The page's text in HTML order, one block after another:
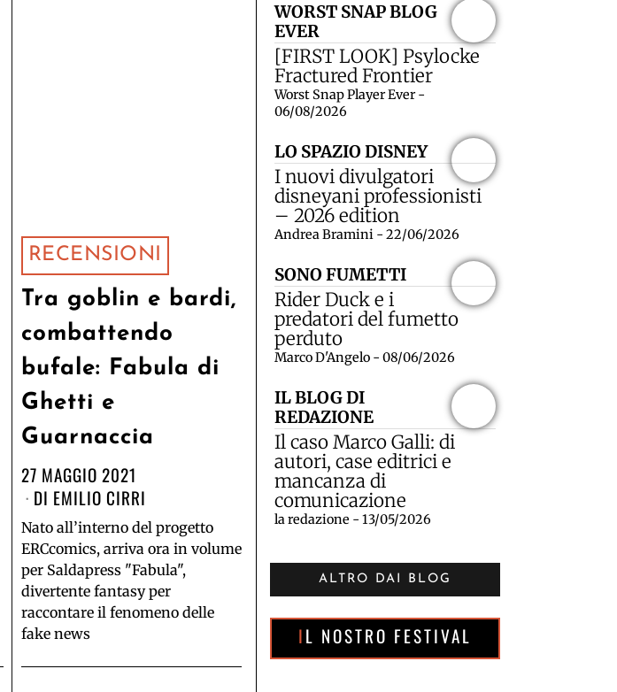
RECENSIONI
Tra goblin e bardi,
combattendo
bufale: Fabula di
Ghetti e
Guarnaccia
27 MAGGIO 2021
DI EMILIO CIRRI
Nato all’interno del progetto
ERCcomics, arriva ora in volume
per Saldapress "Fabula",
divertente fantasy per
raccontare il fenomeno delle
fake news
WORST SNAP BLOG
EVER
[FIRST LOOK] Psylocke
Fractured Frontier
Worst Snap Player Ever -
06/08/2026
LO SPAZIO DISNEY
I nuovi divulgatori
disneyani professionisti
– 2026 edition
Andrea Bramini - 22/06/2026
SONO FUMETTI
Rider Duck e i
predatori del fumetto
perduto
Marco D'Angelo - 08/06/2026
IL BLOG DI
REDAZIONE
Il caso Marco Galli: di
autori, case editrici e
mancanza di
comunicazione
la redazione - 13/05/2026
ALTRO DAI BLOG
IL NOSTRO FESTIVAL